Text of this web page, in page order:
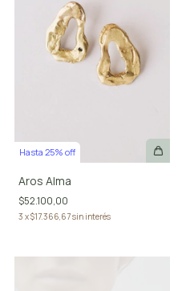
Hasta 25% off
Aros Alma
$52.100,00
3 x$17.366,67sin interés